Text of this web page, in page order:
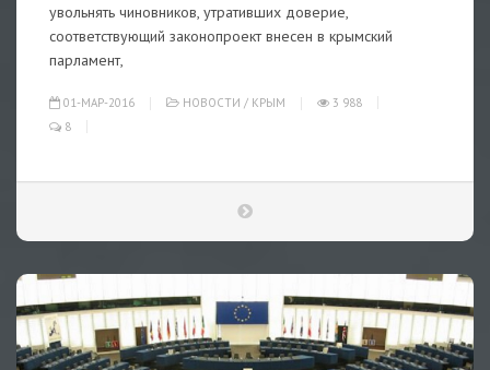
увольнять чиновников, утративших доверие,
соответствующий законопроект внесен в крымский
парламент,
01-МАР-2016 НОВОСТИ / КРЫМ
3 988
8